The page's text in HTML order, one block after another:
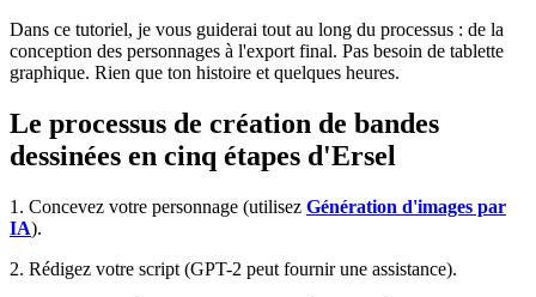
Dans ce tutoriel, je vous guiderai tout au long du processus : de la
conception des personnages à l'export final. Pas besoin de tablette
graphique. Rien que ton histoire et quelques heures.
Le processus de création de bandes
dessinées en cinq étapes d'Ersel
1. Concevez votre personnage (utilisez Génération d'images par
IA).
2. Rédigez votre script (GPT-2 peut fournir une assistance).